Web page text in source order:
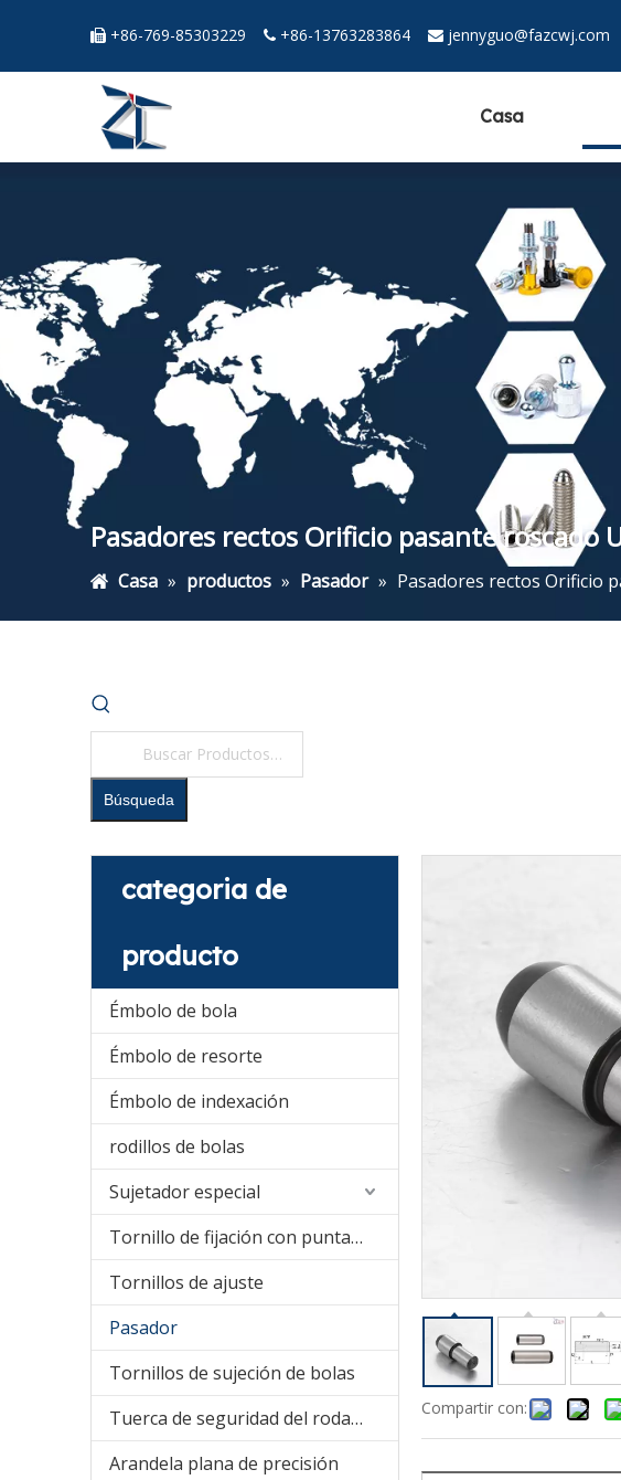
 +86-769-85303229  +86-13763283864  jennyguo@fazcwj.com
Casa
Pasadores rectos Orificio pasante roscado
Casa » productos » Pasador » Pasadores rectos Orificio
Búsqueda
categoria de
producto
Émbolo de bola
Émbolo de resorte
Émbolo de indexación
rodillos de bolas
Sujetador especial
Tornillo de fijación con punta de nailon
Tornillos de ajuste
Pasador
Tornillos de sujeción de bolas
Tuerca de seguridad del rodamiento
Arandela plana de precisión
Compartir con: